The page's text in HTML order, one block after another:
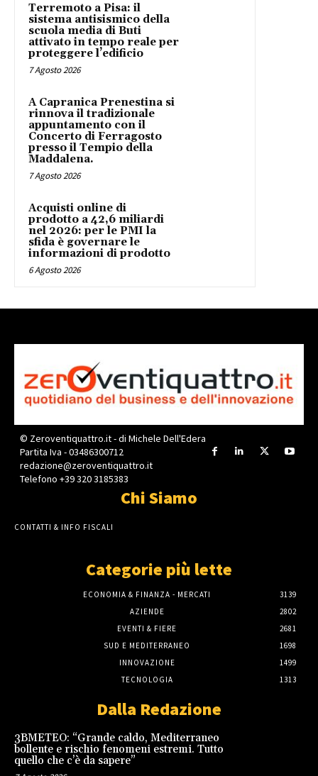
Terremoto a Pisa: il
sistema antisismico della
scuola media di Buti
attivato in tempo reale per
proteggere l’edificio
7 Agosto 2026
A Capranica Prenestina si
rinnova il tradizionale
appuntamento con il
Concerto di Ferragosto
presso il Tempio della
Maddalena.
7 Agosto 2026
Acquisti online di
prodotto a 42,6 miliardi
nel 2026: per le PMI la
sfida è governare le
informazioni di prodotto
6 Agosto 2026
© Zeroventiquattro.it - di Michele Dell'Edera
Partita Iva - 03486300712
redazione@zeroventiquattro.it
Telefono +39 320 3185383
Chi Siamo
CONTATTI & INFO FISCALI
Categorie più lette
ECONOMIA & FINANZA - MERCATI
3139
AZIENDE
2802
EVENTI & FIERE
2681
SUD E MEDITERRANEO
1698
INNOVAZIONE
1499
TECNOLOGIA
1313
Dalla Redazione
3BMETEO: “Grande caldo, Mediterraneo
bollente e rischio fenomeni estremi. Tutto
quello che c’è da sapere”